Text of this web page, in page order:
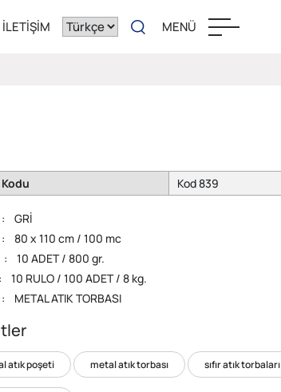
İLETIŞIM MENÜ
Kod 839
GRİ
80 x 110 cm / 100 mc
10 ADET / 800 gr.
RULO / 100 ADET / 8 kg.
METAL ATIK TORBASI
atık poşeti metal atık torbası sıfır atık torbaları